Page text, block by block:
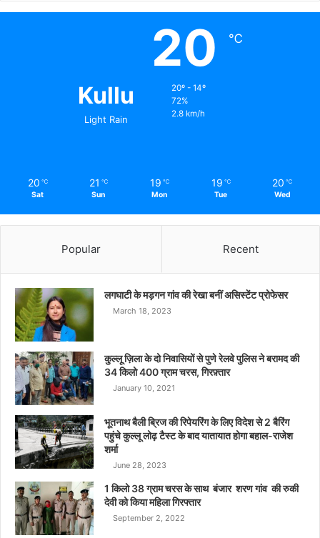
Kullu
Light Rain
20 ℃
20º - 14º
72%
2.8 km/h
20 ℃
Sat
21 ℃
Sun
19 ℃
Mon
19 ℃
Tue
20 ℃
Wed
Popular Recent
लगघाटी के मड़गन गांव की रेखा बनीं असिस्टेंट प्रोफेसर
March 18, 2023
कुल्लू ज़िला के दो निवासियों से पुणे रेलवे पुलिस ने बरामद की
34 किलो 400 ग्राम चरस, गिरफ़्तार
January 10, 2021
भूतनाथ बैली ब्रिज की रिपेयरिंग के लिए विदेश से 2 बैरिंग
पहुंचे कुल्लू लोढ़ टैस्ट के बाद यातायात होगा बहाल-राजेश
शर्मा
June 28, 2023
1 किलो 38 ग्राम चरस के साथ बंजार शरण गांव की रुकी
देवी को किया महिला गिरफ्तार
September 2, 2022